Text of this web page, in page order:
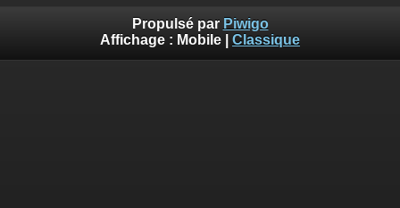
Propulsé par Piwigo
Affichage : Mobile Classique